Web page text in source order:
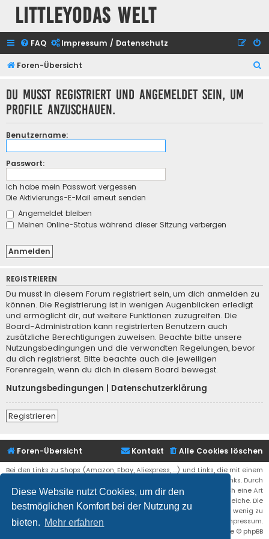
Diese Website nutzt Cookies, um dir den
bestmöglichen Komfort bei der Nutzung zu
bieten. Mehr erfahren
Littleyodas Welt
FAQ Impressum / Datenschutz
Foren-Übersicht
Du musst registriert und angemeldet sein, um
Profile anzuschauen.
Benutzername:
Passwort:
Ich habe mein Passwort vergessen
Die Aktivierungs-E-Mail erneut senden
Angemeldet bleiben
Meinen Online-Status während dieser Sitzung verbergen
REGISTRIEREN
Du musst in diesem Forum registriert sein, um dich anmelden zu
können. Die Registrierung ist in wenigen Augenblicken erledigt
und ermöglicht dir, auf weitere Funktionen zuzugreifen. Die
Board-Administration kann registrierten Benutzern auch
zusätzliche Berechtigungen zuweisen. Beachte bitte unsere
Nutzungsbedingungen und die verwandten Regelungen, bevor
du dich registrierst. Bitte beachte auch die jeweiligen
Forenregeln, wenn du dich in diesem Board bewegst.
Nutzungsbedingungen
Datenschutzerklärung
Registrieren
Foren-Übersicht Alle Cookies löschen
Kontakt
Bei den Links zu Shops (Amazon, Ebay, Aliexpress, ...) und Links, die mit einem
Stern (*) markiert sind, kann es sich um sogenannte Affiliate Links. Durch
den Kauf eines Produktes über einen Affiliate Link erhälte ich eine Art
Umsatzbeteiligung gutgeschrieben. Für euch bleibt der Preis der gleiche. Die
Einnahmen helfen die Hostgebühren für diese Webseite ein wenig zu
reduzieren. Siehe auch das Impressum.
® Forum Software © phpBB